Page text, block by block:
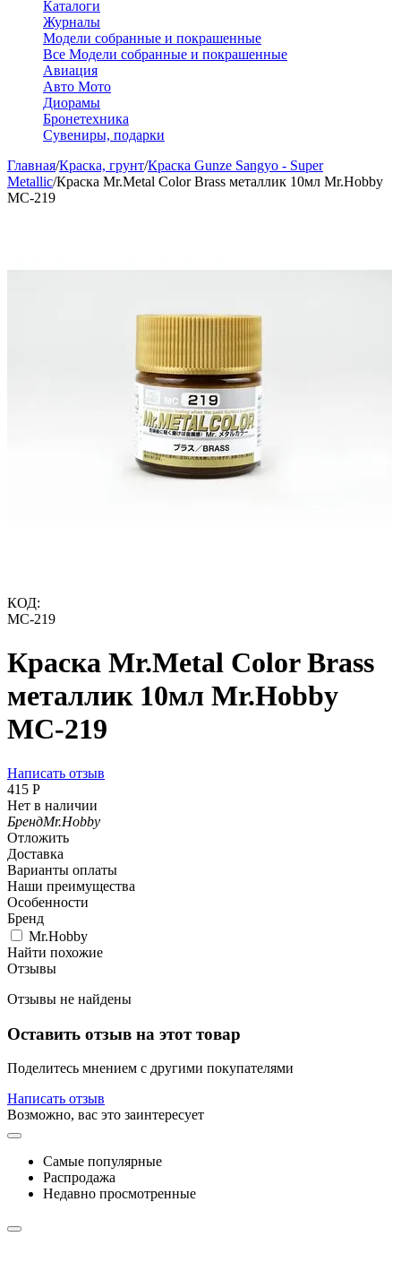
Каталоги
Журналы
Модели собранные и покрашенные
Все Модели собранные и покрашенные
Авиация
Авто Мото
Диорамы
Бронетехника
Сувениры, подарки
Главная/Краска, грунт/Краска Gunze Sangyo - Super
Metallic/Краска Mr.Metal Color Brass металлик 10мл Mr.Hobby
MC-219
КОД:
MC-219
Краска Mr.Metal Color Brass
металлик 10мл Mr.Hobby
MC-219
Написать отзыв
‍415‍ Р
Нет в наличии
БрендMr.Hobby
Отложить
Доставка
Варианты оплаты
Наши преимущества
Особенности
Бренд
Mr.Hobby
Найти похожие
Отзывы
Отзывы не найдены
Оставить отзыв на этот товар
Поделитесь мнением с другими покупателями
Написать отзыв
Возможно, вас это заинтересует
Самые популярные
Распродажа
Недавно просмотренные